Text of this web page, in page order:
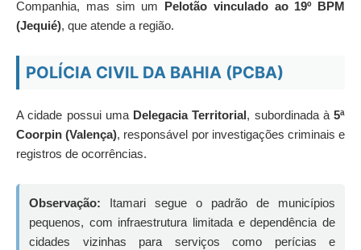
Companhia, mas sim um Pelotão vinculado ao 19º BPM
(Jequié), que atende a região.
POLÍCIA CIVIL DA BAHIA (PCBA)
A cidade possui uma Delegacia Territorial, subordinada à 5ª
Coorpin (Valença), responsável por investigações criminais e
registros de ocorrências.
Observação: Itamari segue o padrão de municípios
pequenos, com infraestrutura limitada e dependência de
cidades vizinhas para serviços como perícias e